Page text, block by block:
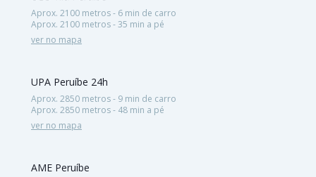
Aprox. 2100 metros - 6 min de carro
Aprox. 2100 metros - 35 min a pé
ver no mapa
UPA Peruíbe 24h
Aprox. 2850 metros - 9 min de carro
Aprox. 2850 metros - 48 min a pé
ver no mapa
AME Peruíbe